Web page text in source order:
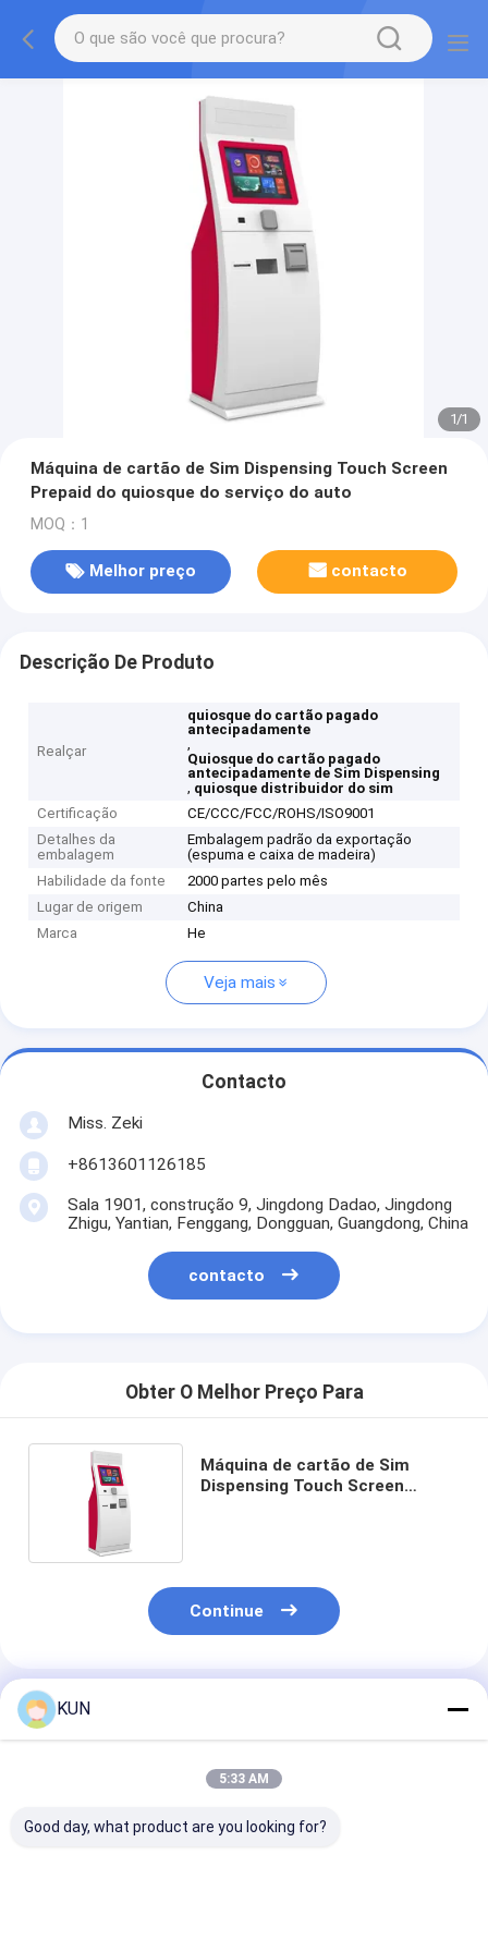
1/1
Máquina de cartão de Sim Dispensing Touch Screen
Prepaid do quiosque do serviço do auto
MOQ：1
Melhor preço contacto
Descrição De Produto
Realçar
quiosque do cartão pagado
antecipadamente
,
Quiosque do cartão pagado
antecipadamente de Sim Dispensing
, quiosque distribuidor do sim
Certificação
CE/CCC/FCC/ROHS/ISO9001
Detalhes da
embalagem
Embalagem padrão da exportação
(espuma e caixa de madeira)
Habilidade da fonte
2000 partes pelo mês
Lugar de origem
China
Marca
He
Veja mais
Contacto
Miss. Zeki
+8613601126185
Sala 1901, construção 9, Jingdong Dadao, Jingdong
Zhigu, Yantian, Fenggang, Dongguan, Guangdong, China
contacto
Obter O Melhor Preço Para
Máquina de cartão de Sim
Dispensing Touch Screen
Continue
Produtos Recomendados
KUN
5:33 AM
Good day, what product are you looking for?